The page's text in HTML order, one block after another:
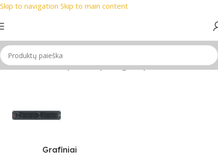
Skip to navigation Skip to main content
prekių ženklai 📦
Audio/Garso stiprintuvai, pultai, garso plokštės/Ekvalaizeriai
Grafiniai